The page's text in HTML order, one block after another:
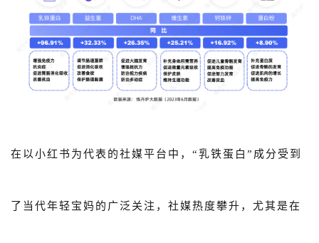
在以小红书为代表的社媒平台中，“乳铁蛋白”成分受到
了当代年轻宝妈的广泛关注，社媒热度攀升，尤其是在